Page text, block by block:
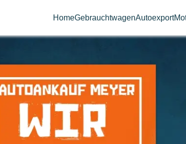
HomeGebrauchtwagenAutoexport